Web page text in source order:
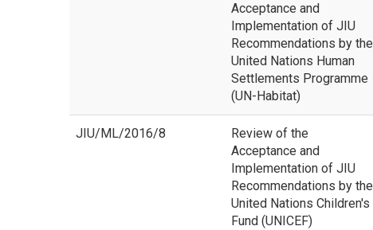
Acceptance and
Implementation of JIU
Recommendations by the
United Nations Human
Settlements Programme
(UN-Habitat)
JIU/ML/2016/8
Review of the
Acceptance and
Implementation of JIU
Recommendations by the
United Nations Children's
Fund (UNICEF)